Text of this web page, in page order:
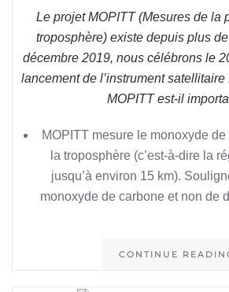
Le projet MOPITT (Mesures de la
troposphère) existe depuis plus
décembre 2019, nous célébrons le
lancement de l’instrument
MOPITT est-il
MOPITT mesure le monoxyde
la troposphère (c’est-à-dire la
jusqu’à environ 15 km).
monoxyde de carbone et non de
CONTINUE